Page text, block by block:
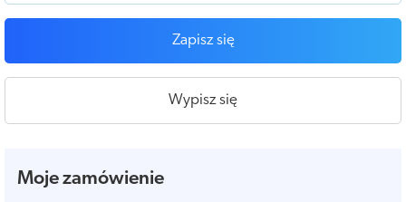
Zapisz się
Wypisz się
Moje zamówienie